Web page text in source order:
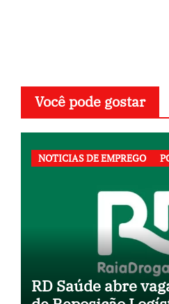
Você pode gostar
NOTICIAS DE EMPREGO
RD Saúde abre